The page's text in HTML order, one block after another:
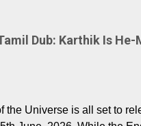
Dub: Karthik Is
the Universe is all set to